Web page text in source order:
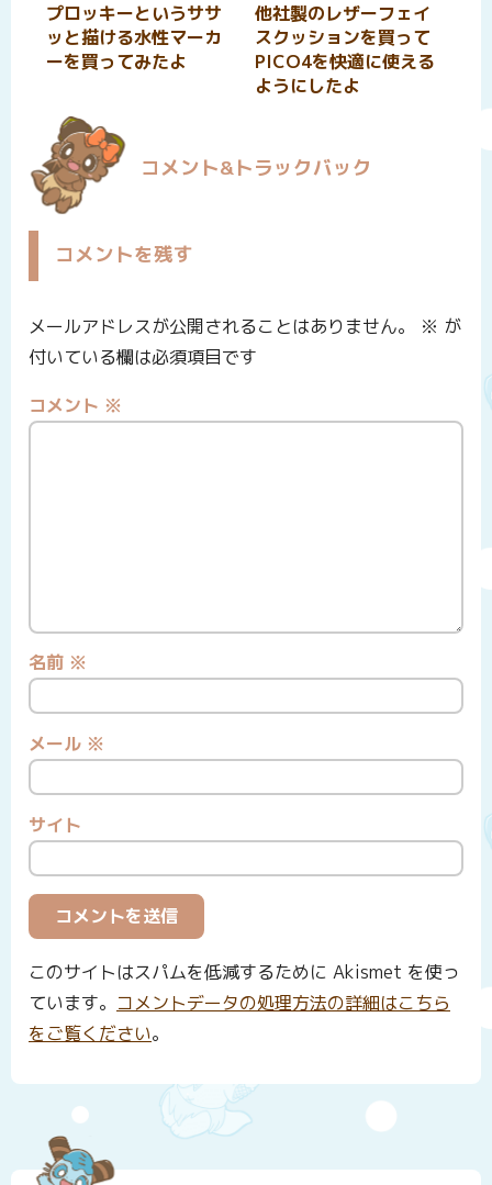
プロッキーというササ
ッと描ける水性マーカ
ーを買ってみたよ
他社製のレザーフェイ
スクッションを買って
PICO4を快適に使える
ようにしたよ
コメント&トラックバック
コメントを残す
メールアドレスが公開されることはありません。 ※ が
付いている欄は必須項目です
コメント ※
名前 ※
メール ※
サイト
このサイトはスパムを低減するために Akismet を使っ
ています。 コメントデータの処理方法の詳細はこちら
をご覧ください。